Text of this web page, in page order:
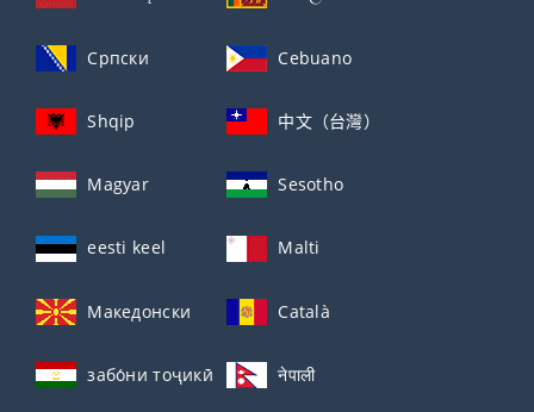
Српски Cebuano
Shqip 中文（台灣）
Magyar Sesotho
eesti keel Malti
Македонски Català
забо́ни тоҷикӣ́ नेपाली